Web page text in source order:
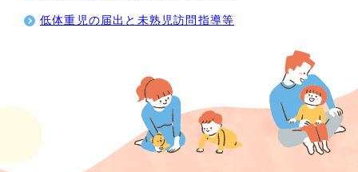
低体重児の届出と未熟児訪問指導等